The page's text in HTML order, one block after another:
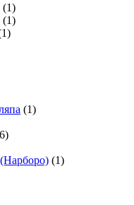
(1)
(1)
(1)
(1)